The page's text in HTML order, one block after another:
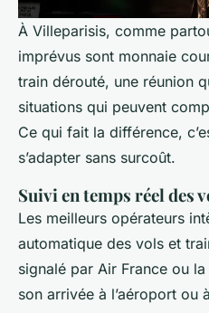
À Villeparisis, comme
imprévus sont monnaie
train dérouté, une réunion
situations qui peuvent
Ce qui fait la différence,
s’adapter sans surcoût.
Suivi en temps réel des
Les meilleurs opérateurs
automatique des vols et
signalé par Air France ou
son arrivée à l’aéroport ou